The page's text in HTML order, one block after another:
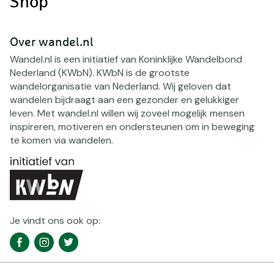
Over wandel.nl
Wandel.nl is een initiatief van Koninklijke Wandelbond
Nederland (KWbN). KWbN is de grootste
wandelorganisatie van Nederland. Wij geloven dat
wandelen bijdraagt aan een gezonder en gelukkiger
leven. Met wandel.nl willen wij zoveel mogelijk mensen
inspireren, motiveren en ondersteunen om in beweging
te komen via wandelen.
Je vindt ons ook op:
Social
media
FacebookInstagramTwitter